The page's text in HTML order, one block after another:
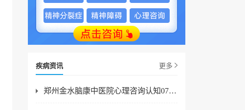
疾病资讯 更多
郑州金水脑康中医院心理咨询认知07-22